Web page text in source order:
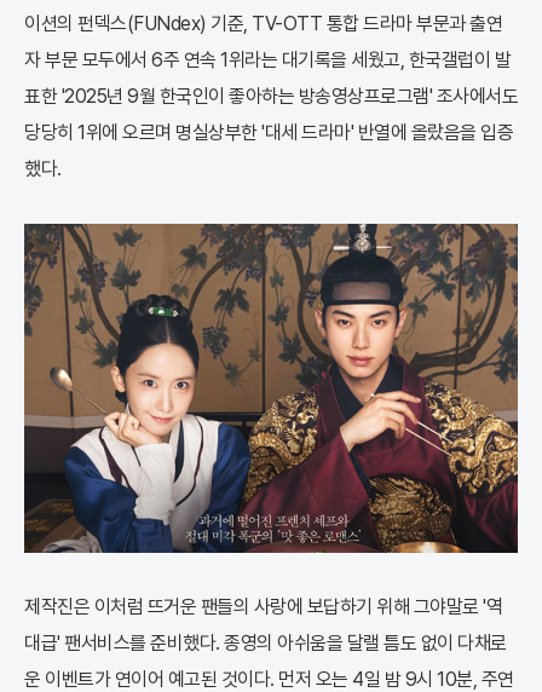
이션의 펀덱스(FUNdex) 기준, TV-OTT 통합 드라마 부문과 출연
자 부문 모두에서 6주 연속 1위라는 대기록을 세웠고, 한국갤럽이 발
표한 '2025년 9월 한국인이 좋아하는 방송영상프로그램' 조사에서도
당당히 1위에 오르며 명실상부한 '대세 드라마' 반열에 올랐음을 입증
했다.
제작진은 이처럼 뜨거운 팬들의 사랑에 보답하기 위해 그야말로 '역
대급' 팬서비스를 준비했다. 종영의 아쉬움을 달랠 틈도 없이 다채로
운 이벤트가 연이어 예고된 것이다. 먼저 오는 4일 밤 9시 10분, 주연